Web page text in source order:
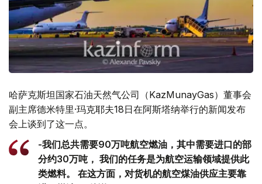
哈萨克斯坦国家石油天然气公司（KazMunayGas）董事会
副主席德米特里·玛克耶夫18日在阿斯塔纳举行的新闻发布
会上谈到了这一点。
-我们总共需要90万吨航空燃油，其中需要进口的部
分约30万吨， 我们的任务是为航空运输领域提供此
类燃料。 在这方面，对货机的航空煤油供应主要靠